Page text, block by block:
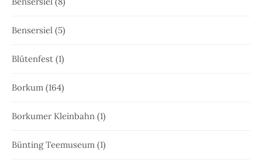
Bensersiel (5)
Blütenfest (1)
Borkum (164)
Borkumer Kleinbahn (1)
Bünting Teemuseum (1)